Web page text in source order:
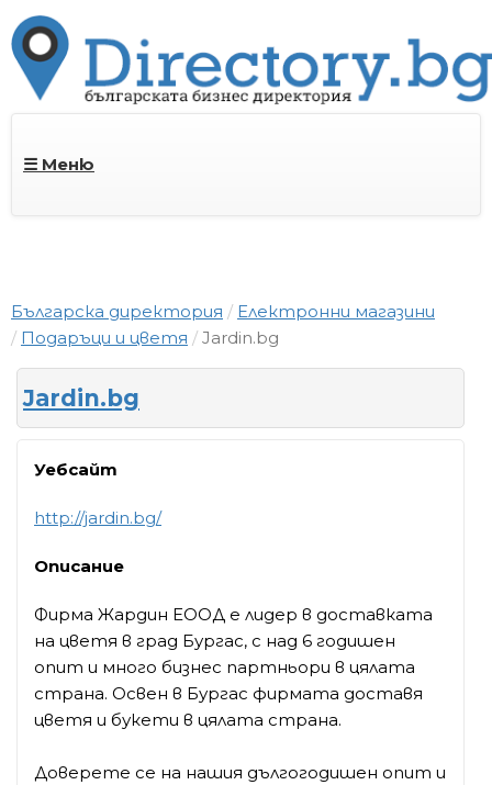
☰ Меню
Българска директория
Електронни магазини
Подаръци и цветя
Jardin.bg
Jardin.bg
Уебсайт
http://jardin.bg/
Описание
Фирма Жардин ЕООД е лидер в доставката
на цветя в град Бургас, с над 6 годишен
опит и много бизнес партньори в цялата
страна. Освен в Бургас фирмата доставя
цветя и букети в цялата страна.
Доверете се на нашия дългогодишен опит и